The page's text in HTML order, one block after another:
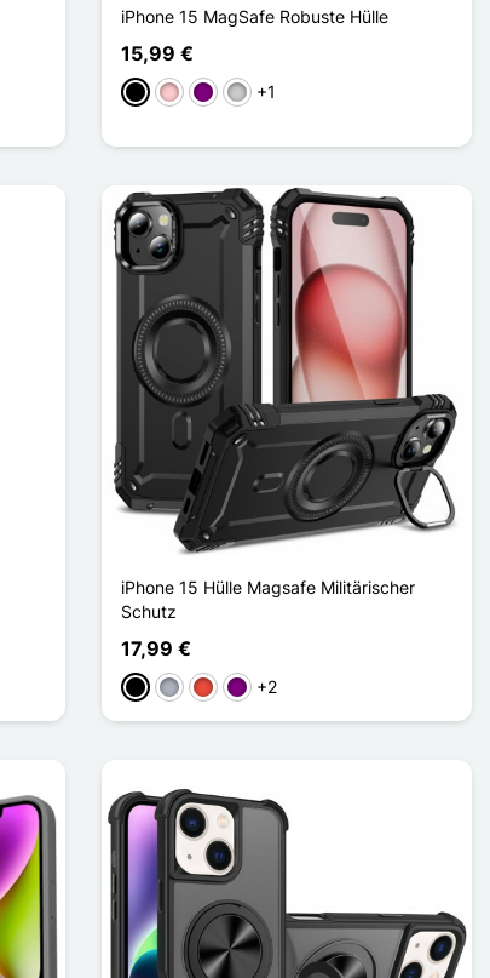
iPhone 15 MagSafe Robuste Hülle
15,99 €
Schwarz
PinkViolettTransparent
+1
iPhone 15 Hülle Magsafe Militärischer
Schutz
17,99 €
Schwarz
GrauRot Violett
+2